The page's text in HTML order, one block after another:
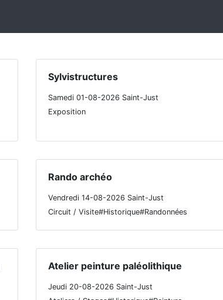
Sylvistructures
Samedi 01-08-2026 Saint-Just
Exposition
Rando archéo
Vendredi 14-08-2026 Saint-Just
Circuit / Visite#Historique#Randonnées
Atelier peinture paléolithique
Jeudi 20-08-2026 Saint-Just